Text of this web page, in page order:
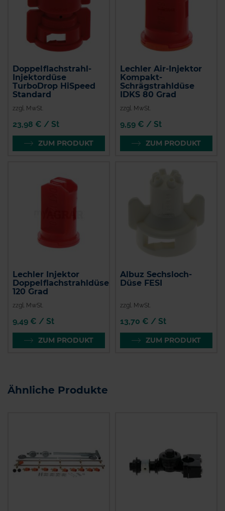
Doppelflachstrahl-
Injektordüse
TurboDrop HiSpeed
Standard
zzgl. MwSt.
23,98 € / St
ZUM PRODUKT
Lechler Air-Injektor
Kompakt-
Schrägstrahldüse
IDKS 80 Grad
zzgl. MwSt.
9,59 € / St
ZUM PRODUKT
Lechler Injektor
Doppelflachstrahldüse
120 Grad
zzgl. MwSt.
9,49 € / St
ZUM PRODUKT
Albuz Sechsloch-
Düse FESI
zzgl. MwSt.
13,70 € / St
ZUM PRODUKT
Ähnliche Produkte